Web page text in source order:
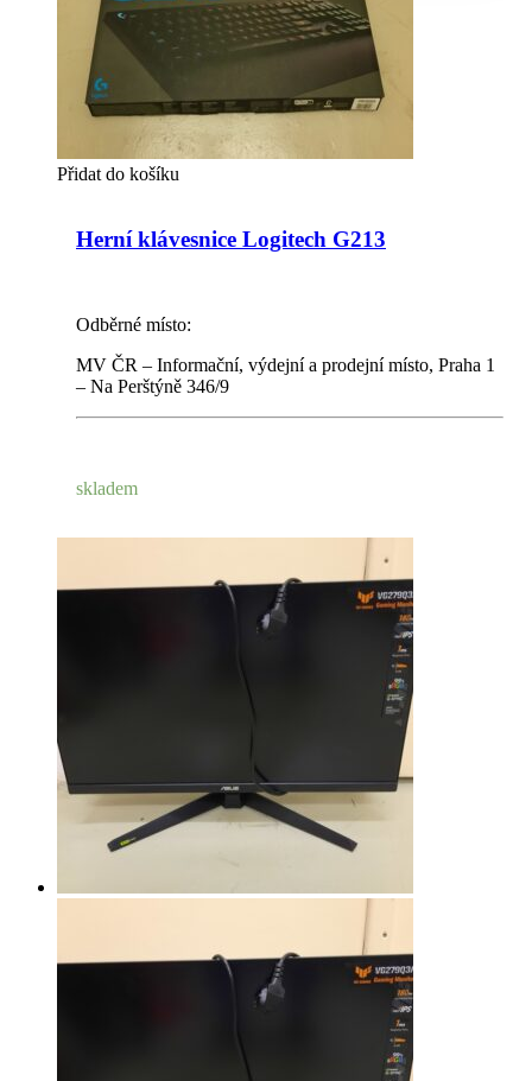
Přidat do košíku
Herní klávesnice Logitech G213
Odběrné místo:
MV ČR – Informační, výdejní a prodejní místo, Praha 1
– Na Perštýně 346/9
skladem